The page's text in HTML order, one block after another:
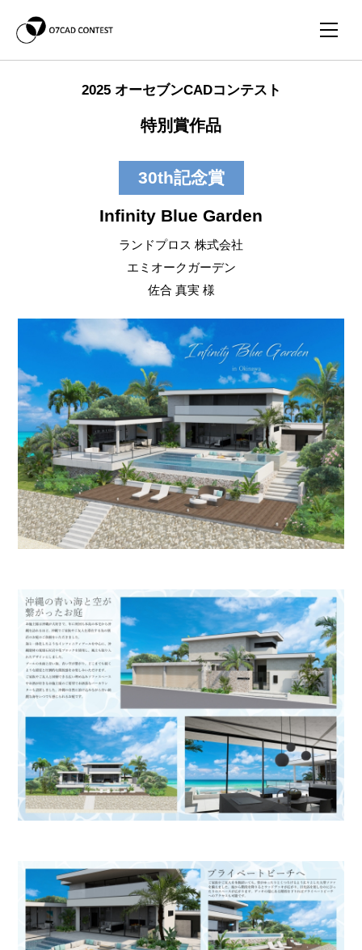
2025 オーセブンCADコンテスト
特別賞作品
30th記念賞
Infinity Blue Garden
ランドプロス 株式会社
エミオークガーデン
佐合 真実 様